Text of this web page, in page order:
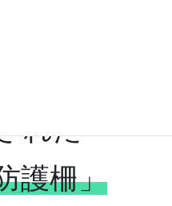
れた
護柵」